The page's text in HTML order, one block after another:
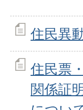
住民異
住民票
関係証